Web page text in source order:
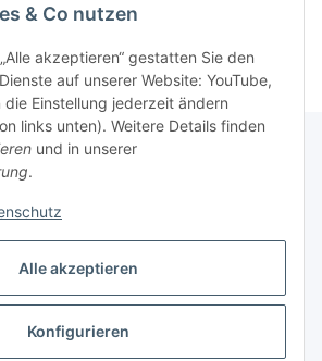
Alle akzeptieren
Konfigurieren
& Co nutzen
akzeptieren“ gestatten Sie den
auf unserer Website: YouTube,
die Einstellung jederzeit ändern
links unten). Weitere Details finden
und in unserer
.
Vertrag widerrufen